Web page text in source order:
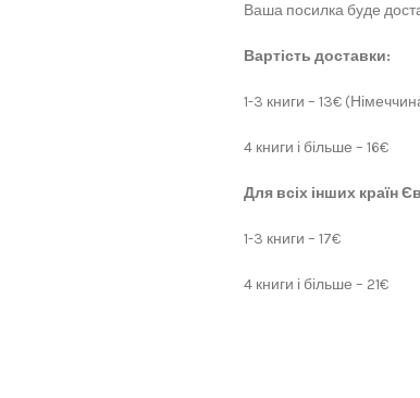
Ваша посилка буде
Вартість доставки:
1-3 книги – 13€
4 книги і більше – 16€
Для всіх інших країн
1-3 книги – 17€
4 книги і більше – 21€